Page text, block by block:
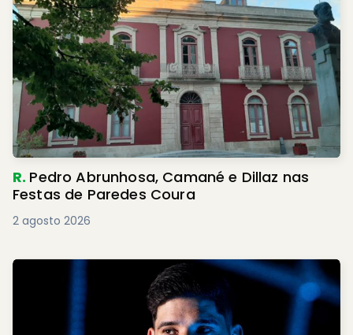
R. Pedro Abrunhosa, Camané e Dillaz nas
Festas de Paredes Coura
2 agosto 2026